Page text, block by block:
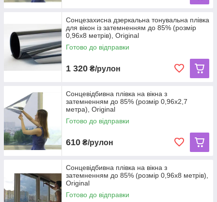
Сонцезахисна дзеркальна тонувальна плівка
для вікон із затемненням до 85% (розмір
0,96х8 метрів), Original
Готово до відправки
1 320 ₴/рулон
Сонцевідбивна плівка на вікна з
затемненням до 85% (розмір 0,96х2,7
метра), Original
Готово до відправки
610 ₴/рулон
Сонцевідбивна плівка на вікна з
затемненням до 85% (розмір 0,96х8 метрів),
Original
Готово до відправки